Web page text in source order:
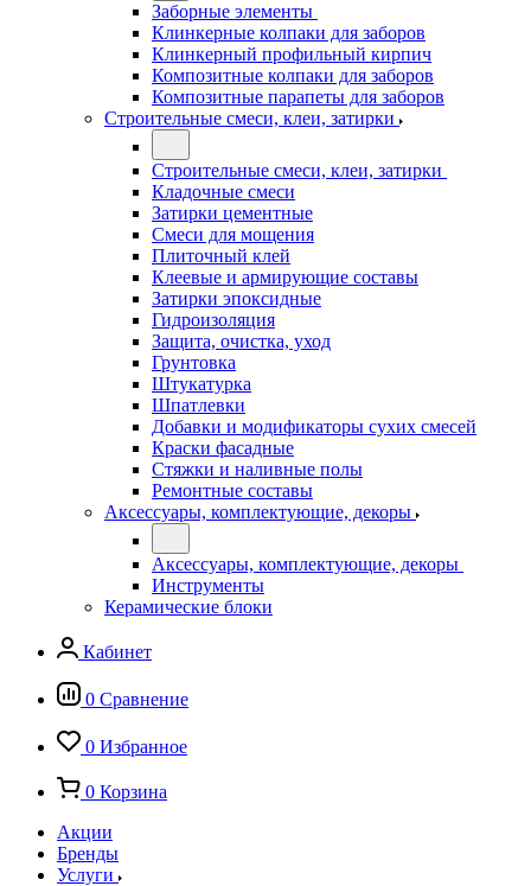
Заборные элементы
Клинкерные колпаки для заборов
Клинкерный профильный кирпич
Композитные колпаки для заборов
Композитные парапеты для заборов
Строительные смеси, клеи, затирки
Строительные смеси, клеи, затирки
Кладочные смеси
Затирки цементные
Смеси для мощения
Плиточный клей
Клеевые и армирующие составы
Затирки эпоксидные
Гидроизоляция
Защита, очистка, уход
Грунтовка
Штукатурка
Шпатлевки
Добавки и модификаторы сухих смесей
Краски фасадные
Стяжки и наливные полы
Ремонтные составы
Аксессуары, комплектующие, декоры
Аксессуары, комплектующие, декоры
Инструменты
Керамические блоки
Кабинет
0 Сравнение
0 Избранное
0 Корзина
Акции
Бренды
Услуги